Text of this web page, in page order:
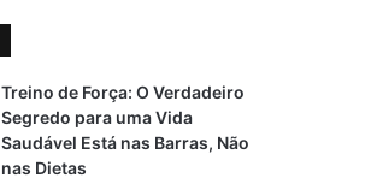
Treino de Força: O Verdadeiro
Segredo para uma Vida
Saudável Está nas Barras, Não
nas Dietas